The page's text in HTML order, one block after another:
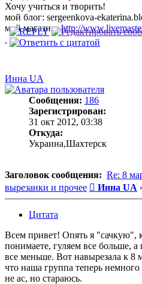
Хочу учиться и творить!
мой блог: sergeenkova-
мой магазин:http://
Инна UA
Сообщения: 186
Зарегистрирован:
31 окт 2012, 03:38
Откуда:
Украина,Шахтерск
Заголовок сообщения: Re: 8
вырезанки и прочее
Сообщение
Инна UA
Цитата
Всем привет! Опять я "сачкую",
понимаете, гуляем все больше, а
все меньше. Вот навырезала к 8
что наша группа теперь
не ас, но стараюсь.